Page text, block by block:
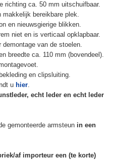
richting ca. 50 mm uitschuifbaar.
makkelijk bereikbare plek.
en nieuwsgierige blikken.
niet en is verticaal opklapbaar.
van de stoelen.
breedte ca. 110 mm (bovendeel).
en clipsluiting.
u hier.
echt leder en echt leder
gemonteerde armsteun in een
af importeur een (te korte)